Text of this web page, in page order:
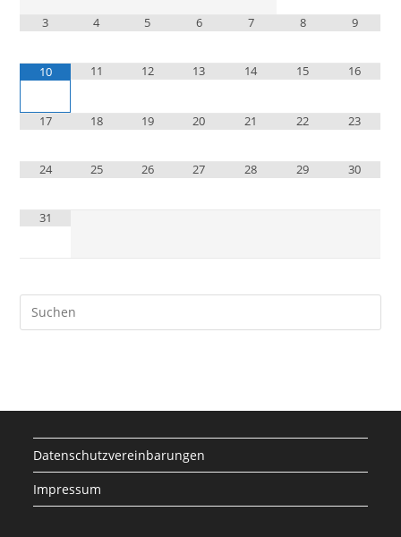
3 4 5 6 7 8 9
10 11 12 13 14 15 16
17 18 19 20 21 22 23
24 25 26 27 28 29 30
31
Datenschutzvereinbarungen
Impressum